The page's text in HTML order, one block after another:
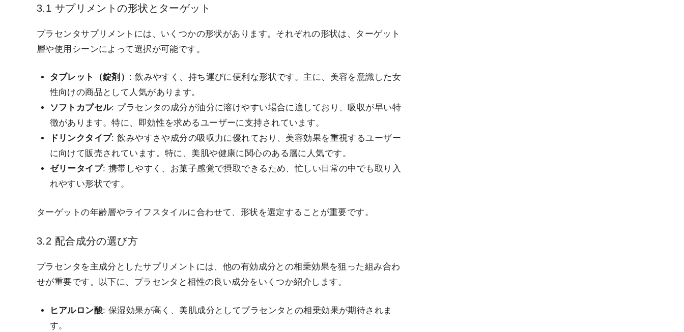
3.1 サプリメントの形状とターゲット
プラセンタサプリメントには、いくつかの形状があります。それぞれの形状は、ターゲット
層や使用シーンによって選択が可能です。
タブレット（錠剤） : 飲みやすく、持ち運びに便利な形状です。主に、美容を意識した女
性向けの商品として人気があります。
ソフトカプセル: プラセンタの成分が油分に溶けやすい場合に適しており、吸収が早い特
徴があります。特に、即効性を求めるユーザーに支持されています。
ドリンクタイプ: 飲みやすさや成分の吸収力に優れており、美容効果を重視するユーザー
に向けて販売されています。特に、美肌や健康に関心のある層に人気です。
ゼリータイプ: 携帯しやすく、お菓子感覚で摂取できるため、忙しい日常の中でも取り入
れやすい形状です。
ターゲットの年齢層やライフスタイルに合わせて、形状を選定することが重要です。
3.2 配合成分の選び方
プラセンタを主成分としたサプリメントには、他の有効成分との相乗効果を狙った組み合わ
せが重要です。以下に、プラセンタと相性の良い成分をいくつか紹介します。
ヒアルロン酸: 保湿効果が高く、美肌成分としてプラセンタとの相乗効果が期待されま
す。